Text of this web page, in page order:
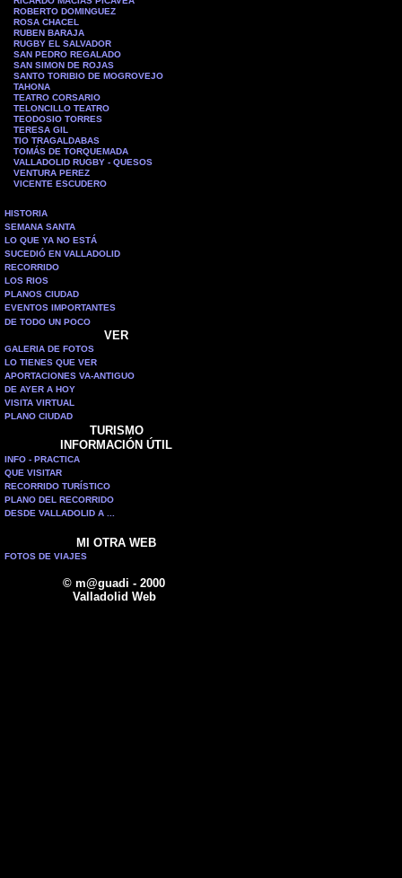
ROBERTO DOMINGUEZ
ROSA CHACEL
RUBEN BARAJA
RUGBY EL SALVADOR
SAN PEDRO REGALADO
SAN SIMON DE ROJAS
SANTO TORIBIO DE MOGROVEJO
TAHONA
TEATRO CORSARIO
TELONCILLO TEATRO
TEODOSIO TORRES
TERESA GIL
TIO TRAGALDABAS
TOMÁS DE TORQUEMADA
VALLADOLID RUGBY - QUESOS
VENTURA PEREZ
VICENTE ESCUDERO
HISTORIA
SEMANA SANTA
LO QUE YA NO ESTÁ
SUCEDIÓ EN VALLADOLID
RECORRIDO
LOS RIOS
PLANOS CIUDAD
EVENTOS IMPORTANTES
DE TODO UN POCO
VER
GALERIA DE FOTOS
LO TIENES QUE VER
APORTACIONES VA-ANTIGUO
DE AYER A HOY
VISITA VIRTUAL
PLANO CIUDAD
TURISMO
INFORMACIÓN ÚTIL
INFO - PRACTICA
QUE VISITAR
RECORRIDO TURÍSTICO
PLANO DEL RECORRIDO
DESDE VALLADOLID A ...
MI OTRA WEB
FOTOS DE VIAJES
© m@guadi - 2000
Valladolid Web